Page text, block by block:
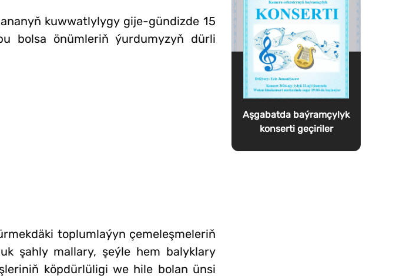
kuwwatlylygy gije-gündizde 15
bolsa önümleriň ýurdumyzyň dürli
toplumlaýyn çemeleşmeleriň
şahly mallary, şeýle hem balyklary
köpdürlüligi we hile bolan ünsi
Aşgabatda baýramçylyk
konserti geçiriler